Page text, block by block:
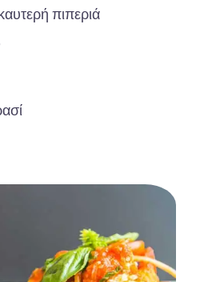
πιπεριά